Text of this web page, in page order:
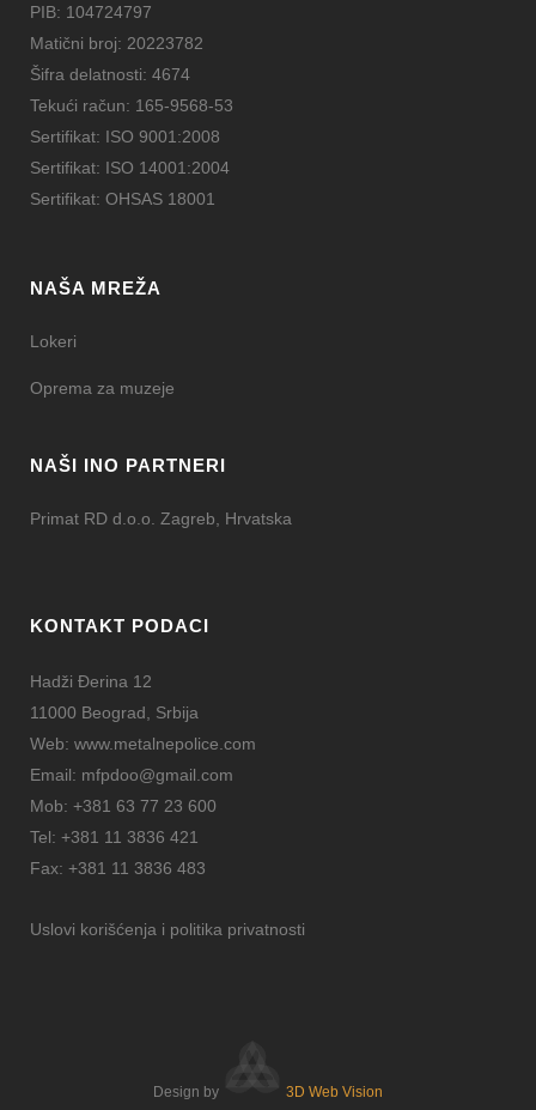
PIB: 104724797
Matični broj: 20223782
Šifra delatnosti: 4674
Tekući račun: 165-9568-53
Sertifikat: ISO 9001:2008
Sertifikat: ISO 14001:2004
Sertifikat: OHSAS 18001
NAŠA MREŽA
Lokeri
Oprema za muzeje
NAŠI INO PARTNERI
Primat RD d.o.o. Zagreb, Hrvatska
KONTAKT PODACI
Hadži Đerina 12
11000 Beograd, Srbija
Web: www.metalnepolice.com
Email: mfpdoo@gmail.com
Mob: +381 63 77 23 600
Tel: +381 11 3836 421
Fax: +381 11 3836 483
Uslovi korišćenja i politika privatnosti
Design by 3D Web Vision